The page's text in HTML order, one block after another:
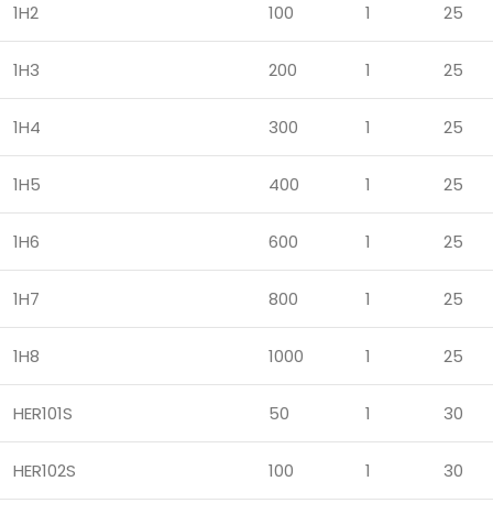
1H2 100 1 25
1H3 200 1 25
1H4 300 1 25
1H5 400 1 25
1H6 600 1 25
1H7 800 1 25
1H8 1000 1 25
HER101S 50 1 30
HER102S 100 1 30